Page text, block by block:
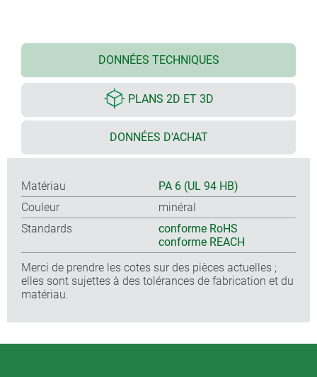
DONNÉES TECHNIQUES
PLANS 2D ET 3D
DONNÉES D'ACHAT
Matériau
PA 6 (UL 94 HB)
Couleur
minéral
Standards
conforme RoHS
conforme REACH
Merci de prendre les cotes sur des pièces actuelles ;
elles sont sujettes à des tolérances de fabrication et du
matériau.